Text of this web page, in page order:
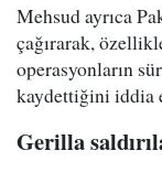
Mehsud ayrıca
çağırarak,
operasyonların
kaydettiğini iddia
Gerilla